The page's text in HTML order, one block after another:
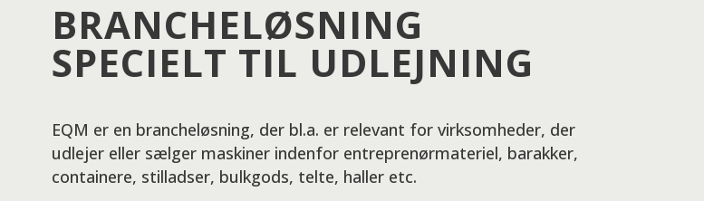
BRANCHELØSNING
SPECIELT TIL UDLEJNING
EQM er en brancheløsning, der bl.a. er relevant for virksomheder, der
udlejer eller sælger maskiner indenfor entreprenørmateriel, barakker,
containere, stilladser, bulkgods, telte, haller etc.